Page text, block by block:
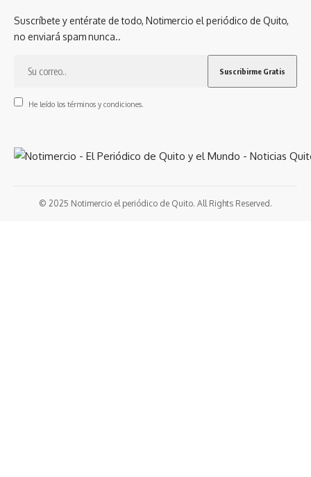
Suscríbete y entérate de todo, Notimercio el periódico de Quito,
no enviará spam nunca..
He leído los términos y condiciones.
© 2025 Notimercio el periódico de Quito. All Rights Reserved.